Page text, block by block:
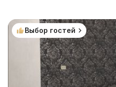
Выбор гостей